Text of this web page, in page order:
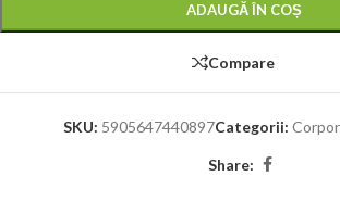
ADAUGĂ ÎN COȘ
Compare
SKU: 5905647440897Categorii:
Share: